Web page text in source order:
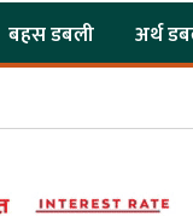
बहस डबली अर्थ